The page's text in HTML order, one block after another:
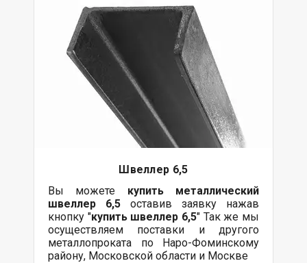
Швеллер 6,5
Вы можете купить металлический
швеллер 6,5 оставив заявку нажав
кнопку "купить швеллер 6,5" Так же мы
осуществляем поставки и другого
металлопроката по Наро-Фоминскому
району, Московской области и Москве